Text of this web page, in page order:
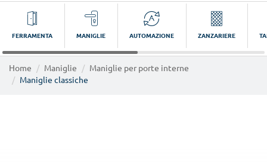
FERRAMENTA MANIGLIE AUTOMAZIONE ZANZARIERE
Home Maniglie
Maniglie per porte interne
Maniglie classiche